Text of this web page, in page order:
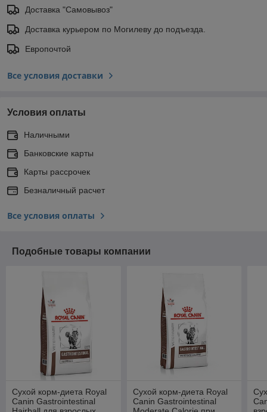
Доставка "Самовывоз"
Доставка курьером по Могилеву до подъезда.
Европочтой
Все условия доставки
Условия оплаты
Наличными
Банковские карты
Карты рассрочек
Безналичный расчет
Все условия оплаты
Подобные товары компании
Сухой корм-диета Royal
Canin Gastrointestinal
Сухой корм-диета Royal
Canin Gastrointestinal